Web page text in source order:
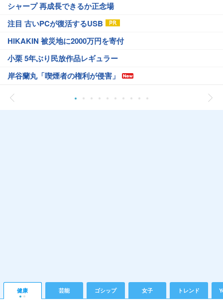
シャープ 再成長できるか正念場
注目 古いPCが復活するUSB
HIKAKIN 被災地に2000万円を寄付
小栗 5年ぶり民放作品レギュラー
岸谷蘭丸「喫煙者の権利が侵害」
健康 芸能 ゴシップ 女子 トレンド